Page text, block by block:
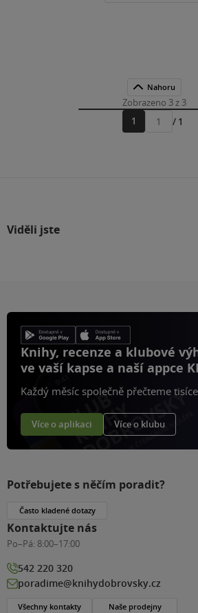
Nahoru
Zobrazeno 3 z 3
1
Přejít
/ 1
Viděli jste
Knihy, recenze a klubové
ve vaší kapse a naší appce
Každý měsíc společně přečteme
Více o aplikaci Více o klubu
Potřebujete s něčím poradit?
Často kladené dotazy
Kontaktujte nás
Po–Pá: 8:00–17:00
542 220 320
poradime@knihydobrovsky.cz
Všechny kontakty Naše prodejny